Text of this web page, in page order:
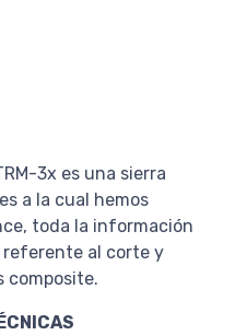
3x es una sierra
a la cual hemos
toda la información
al corte y
composite.